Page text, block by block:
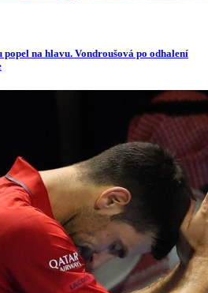
popel na hlavu. Vondroušová po odhalení